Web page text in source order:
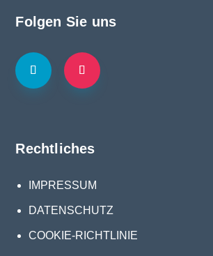
Folgen Sie uns
Rechtliches
IMPRESSUM
DATENSCHUTZ
COOKIE-RICHTLINIE